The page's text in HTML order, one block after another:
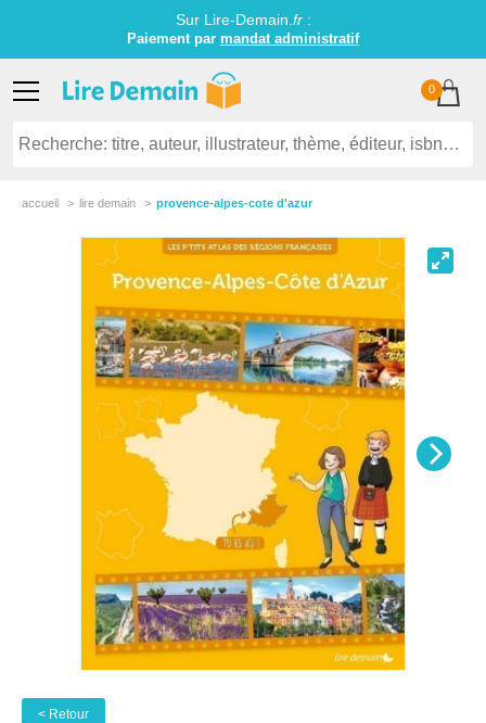
Sur Lire-Demain. fr:
Paiement par mandat administratif
0
accueil lire demain provence-alpes-cote d'azur
< Retour